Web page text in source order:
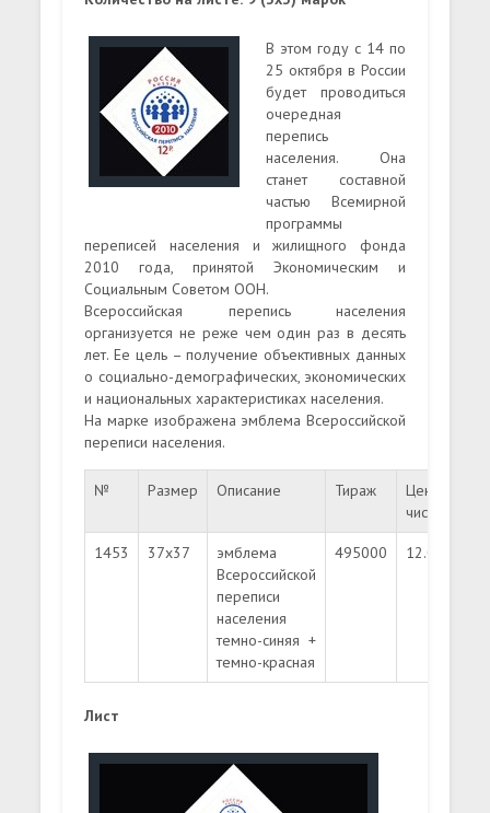
В этом году с 14 по
25 октября в России
будет проводиться
очередная
перепись
населения. Она
станет составной
частью Всемирной
программы
переписей населения и жилищного фонда
2010 года, принятой Экономическим и
Социальным Советом ООН.
Всероссийская перепись населения
организуется не реже чем один раз в десять
лет. Ее цель – получение объективных данных
о социально-демографических, экономических
и национальных характеристиках населения.
На марке изображена эмблема Всероссийской
переписи населения.
№ Размер Описание Тираж
Цена
чистых
1453 37х37
эмблема
Всероссийской
переписи
населения
темно-синяя +
темно-красная
495000 12.00
Лист